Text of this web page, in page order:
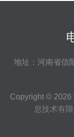
地址：河南省信
Copyright © 2026
息技术有限